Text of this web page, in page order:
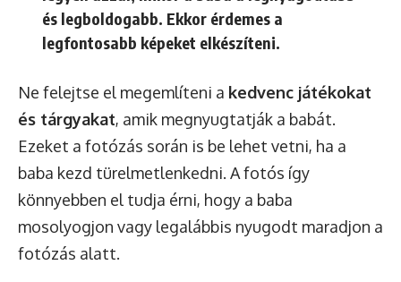
és legboldogabb. Ekkor érdemes a
legfontosabb képeket elkészíteni.
Ne felejtse el megemlíteni a kedvenc játékokat
és tárgyakat, amik megnyugtatják a babát.
Ezeket a fotózás során is be lehet vetni, ha a
baba kezd türelmetlenkedni. A fotós így
könnyebben el tudja érni, hogy a baba
mosolyogjon vagy legalábbis nyugodt maradjon a
fotózás alatt.